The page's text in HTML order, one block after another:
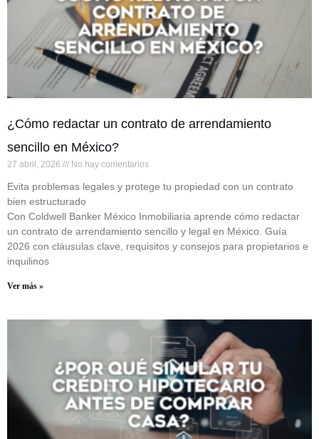
¿Cómo redactar un contrato de arrendamiento
sencillo en México?
27 abril, 2026 No hay comentarios
Evita problemas legales y protege tu propiedad con un contrato
bien estructurado
Con Coldwell Banker México Inmobiliaria aprende cómo redactar
un contrato de arrendamiento sencillo y legal en México. Guía
2026 con cláusulas clave, requisitos y consejos para propietarios e
inquilinos
Ver más »